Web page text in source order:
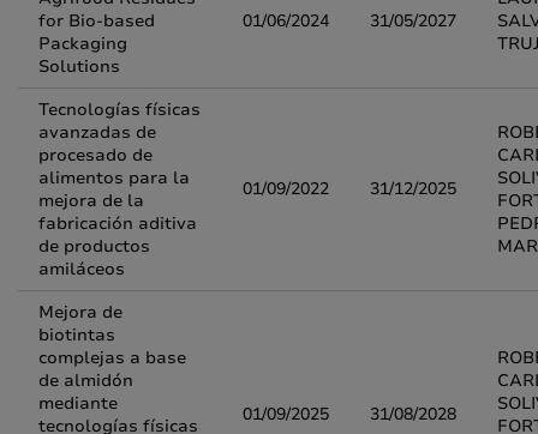
for Bio-based
Packaging
Solutions
01/06/2024 31/05/2027
Tecnologías físicas
avanzadas de
procesado de
alimentos para la
mejora de la
fabricación aditiva
de productos
amiláceos
01/09/2022 31/12/2025
Mejora de
biotintas
complejas a base
de almidón
mediante
tecnologías físicas
01/09/2025 31/08/2028